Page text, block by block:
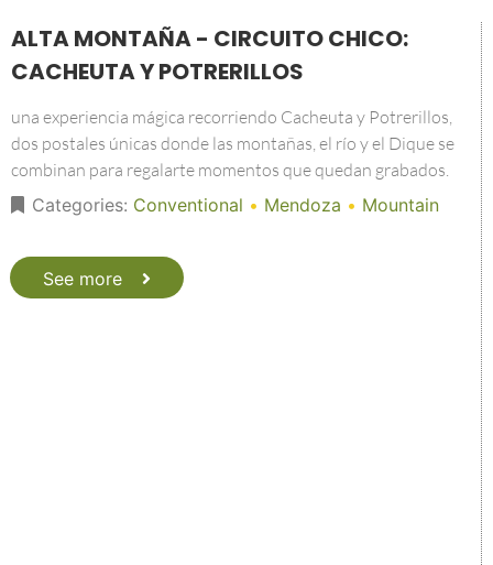
ALTA MONTAÑA - CIRCUITO CHICO:
CACHEUTA Y POTRERILLOS
una experiencia mágica recorriendo Cacheuta y Potrerillos,
dos postales únicas donde las montañas, el río y el Dique se
combinan para regalarte momentos que quedan grabados.
Categories: Conventional • Mendoza • Mountain
See more